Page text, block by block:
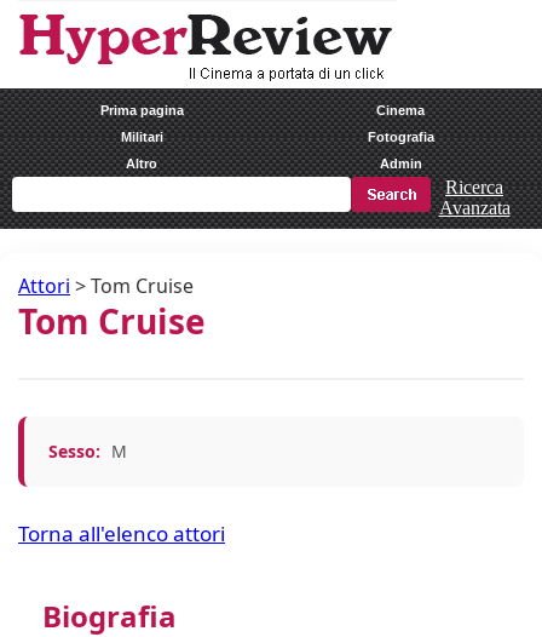
Prima pagina
Cinema
Militari
Fotografia
Altro
Admin
Ricerca
Avanzata
Attori >Tom Cruise
Tom Cruise
Sesso: M
Torna all'elenco attori
Biografia